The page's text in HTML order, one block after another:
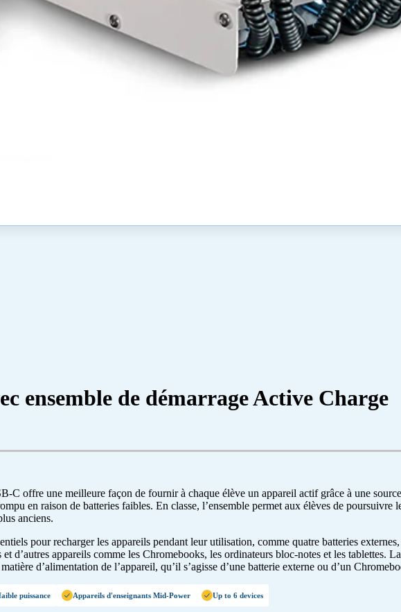
ensemble de démarrage Active Charge
C offre une meilleure façon de fournir à chaque élève un appareil actif grâce à une
en raison de batteries faibles. En classe, l’ensemble permet aux élèves de poursuivre
anciens.
pour recharger les appareils pendant leur utilisation, comme quatre batteries
d’autres appareils comme les Chromebooks, les ordinateurs bloc-notes et les tablettes.
d’alimentation de l’appareil, qu’il s’agisse d’une batterie externe ou d’un
puissance Appareils d'enseignants Mid-Power Up to 6 devices